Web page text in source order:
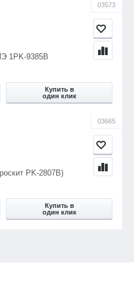
03573
1PK-9385B
Купить в
один клик
03665
PK-2807B)
Купить в
один клик